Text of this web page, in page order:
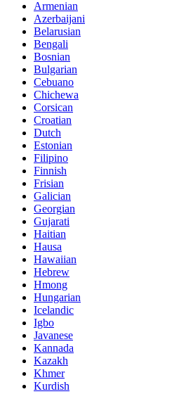
Armenian
Azerbaijani
Belarusian
Bengali
Bosnian
Bulgarian
Cebuano
Chichewa
Corsican
Croatian
Dutch
Estonian
Filipino
Finnish
Frisian
Galician
Georgian
Gujarati
Haitian
Hausa
Hawaiian
Hebrew
Hmong
Hungarian
Icelandic
Igbo
Javanese
Kannada
Kazakh
Khmer
Kurdish